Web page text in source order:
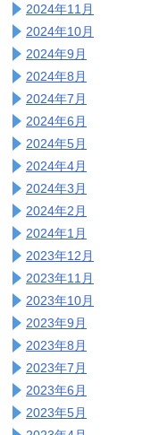
2024年11月
2024年10月
2024年9月
2024年8月
2024年7月
2024年6月
2024年5月
2024年4月
2024年3月
2024年2月
2024年1月
2023年12月
2023年11月
2023年10月
2023年9月
2023年8月
2023年7月
2023年6月
2023年5月